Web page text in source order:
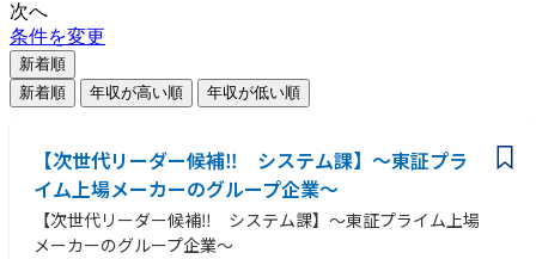
次へ
条件を変更
新着順
新着順
年収が高い順 年収が低い順
【次世代リーダー候補‼ システム課】～東証プラ
イム上場メーカーのグループ企業～
【次世代リーダー候補‼ システム課】～東証プライム上場
メーカーのグループ企業～